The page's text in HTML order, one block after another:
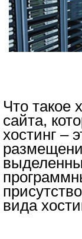
Что такое
сайта,
хостинг –
вида